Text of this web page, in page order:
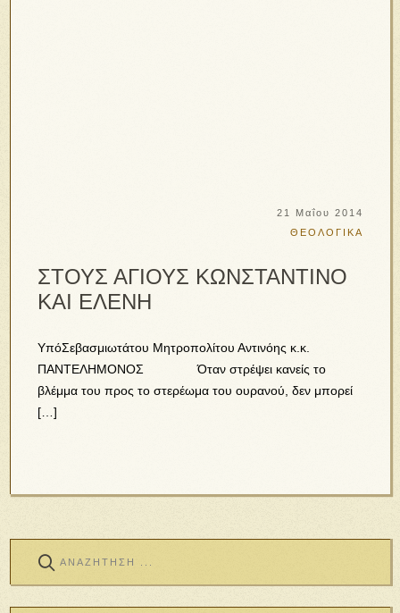
21 Μαΐου 2014
ΘΕΟΛΟΓΙΚΑ
ΣΤΟΥΣ ΑΓΙΟΥΣ ΚΩΝΣΤΑΝΤΙΝΟ
ΚΑΙ ΕΛΕΝΗ
YπόΣεβασμιωτάτου Μητροπολίτου Αντινόης κ.κ.
ΠΑΝΤΕΛΗΜΟΝΟΣ Όταν στρέψει κανείς το
βλέμμα του προς το στερέωμα του ουρανού, δεν μπορεί
[…]